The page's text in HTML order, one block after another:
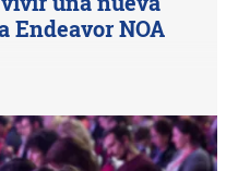
Endeavor NOA